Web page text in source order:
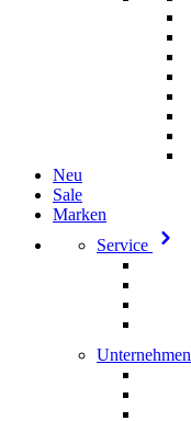
Neu
Sale
Marken
Service
Unternehmen